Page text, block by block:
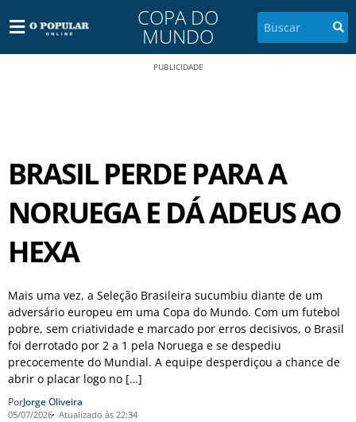
COPA DO
MUNDO
PUBLICIDADE
BRASIL PERDE PARA A
NORUEGA E DÁ ADEUS AO
HEXA
Mais uma vez, a Seleção Brasileira sucumbiu diante de um
adversário europeu em uma Copa do Mundo. Com um futebol
pobre, sem criatividade e marcado por erros decisivos, o Brasil
foi derrotado por 2 a 1 pela Noruega e se despediu
precocemente do Mundial. A equipe desperdiçou a chance de
abrir o placar logo no […]
PorJorge Oliveira
05/07/2026 Atualizado às 22:34